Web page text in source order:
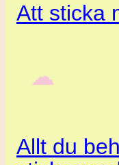
Att sticka
‎ ‎‎ ☁︎‎‎
Allt du